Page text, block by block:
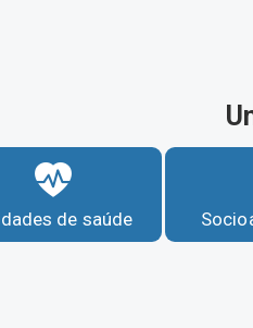
de saúde